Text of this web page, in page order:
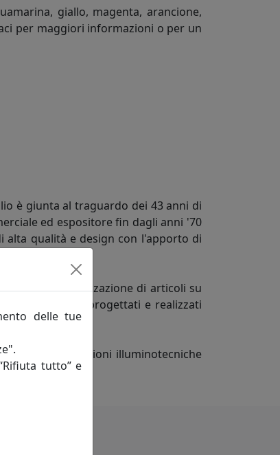
giallo, magenta, arancione,
per maggiori informazioni o per un
è giunta al traguardo dei 43 anni di
ed espositore fin dagli anni '70
qualità e design con l'apporto di
alla realizzazione di articoli su
vengono progettati e realizzati
proporre soluzioni illuminotecniche
delle tue
tutto” e